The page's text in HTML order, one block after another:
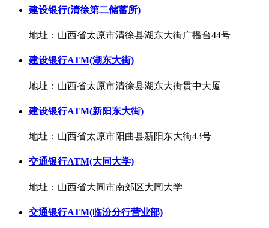
建设银行(清徐第二储蓄所)
地址：山西省太原市清徐县湖东大街广播台44号
建设银行ATM(湖东大街)
地址：山西省太原市清徐县湖东大街贯中大厦
建设银行ATM(新阳东大街)
地址：山西省太原市阳曲县新阳东大街43号
交通银行ATM(大同大学)
地址：山西省大同市南郊区大同大学
交通银行ATM(临汾分行营业部)